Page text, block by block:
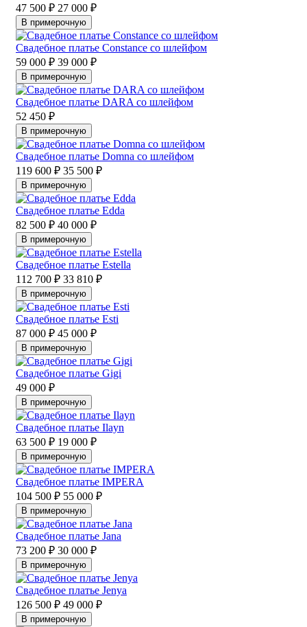
47 500 ₽ 27 000 ₽
В примерочную
Свадебное платье Constance со шлейфом
59 000 ₽ 39 000 ₽
В примерочную
Свадебное платье DARA со шлейфом
52 450 ₽
В примерочную
Свадебное платье Domna со шлейфом
119 600 ₽ 35 500 ₽
В примерочную
Свадебное платье Edda
82 500 ₽ 40 000 ₽
В примерочную
Свадебное платье Estella
112 700 ₽ 33 810 ₽
В примерочную
Свадебное платье Esti
87 000 ₽ 45 000 ₽
В примерочную
Свадебное платье Gigi
49 000 ₽
В примерочную
Свадебное платье Ilayn
63 500 ₽ 19 000 ₽
В примерочную
Свадебное платье IMPERA
104 500 ₽ 55 000 ₽
В примерочную
Свадебное платье Jana
73 200 ₽ 30 000 ₽
В примерочную
Свадебное платье Jenya
126 500 ₽ 49 000 ₽
В примерочную